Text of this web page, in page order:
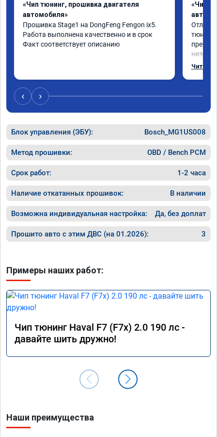
«Чип тюнинг, прошивка двигателя
автомобиля»
Прошивка Stage1 на DongFeng Fengon ix5.
Работа выполнена качественно и в срок
Факт соответствует описанию
«Чип
низов,
Расход
Читать
‹ ›
Блок управления (ЭБУ): Bosch_MG1US008
Метод прошивки: OBD / Bench PCM
Срок работ: 1-2 часа
Наличие откатанных прошивок: В наличии
Возможна индивидуальная настройка: Да, без доплат
Прошито авто с этим ДВС (на 01.2026): 3
Примеры наших работ:
Чип тюнинг Haval F7 (F7x) 2.0 190 лс -
давайте шить дружно!
Наши преимущества